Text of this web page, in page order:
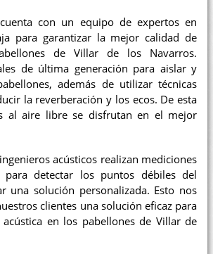
con un equipo de expertos en
para garantizar la mejor calidad de
de Villar de los Navarros.
de última generación para aislar y
además de utilizar técnicas
la reverberación y los ecos. De esta
al aire libre se disfrutan en el mejor
acústicos realizan mediciones
detectar los puntos débiles del
una solución personalizada. Esto nos
clientes una solución eficaz para
en los pabellones de Villar de